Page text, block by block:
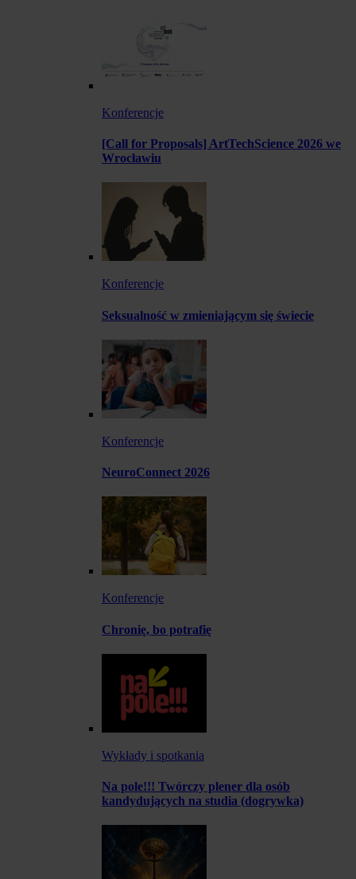
Konferencje
[Call for Proposals] ArtTechScience 2026 we
Wrocławiu
Konferencje
Seksualność w zmieniającym się świecie
Konferencje
NeuroConnect 2026
Konferencje
Chronię, bo potrafię
Wykłady i spotkania
Na pole!!! Twórczy plener dla osób
kandydujących na studia (dogrywka)